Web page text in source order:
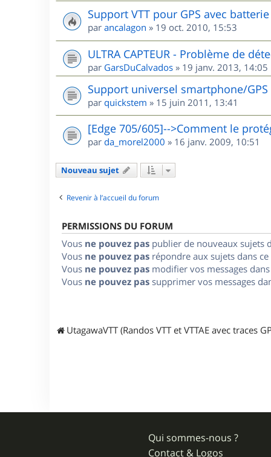
Support VTT pour GPS avec batterie
par ancalagon » 19 oct. 2010, 15:53
ULTRA CAPTEUR - Problème de
par GarsDuCalvados » 19 janv. 2013, 14:05
Support universel smartphone/GPS
par quickstem » 15 juin 2011, 13:41
[Edge 705/605]-->Comment le
par da_morel2000 » 16 janv. 2009, 10:51
Nouveau sujet
Revenir à l’accueil du forum
PERMISSIONS DU FORUM
Vous ne pouvez pas publier de nouveaux sujets
Vous ne pouvez pas répondre aux sujets dans
Vous ne pouvez pas modifier vos messages
Vous ne pouvez pas supprimer vos messages
UtagawaVTT (Randos VTT et VTTAE avec traces
Qui sommes-nous ?
Contact & Logos